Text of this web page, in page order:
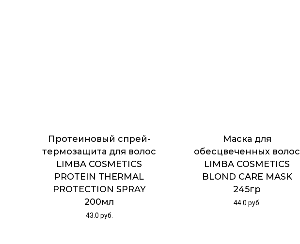
Протеиновый спрей-
термозащита для волос
LIMBA COSMETICS
PROTEIN THERMAL
PROTECTION SPRAY
200мл
43.0 руб.
Маска для
обесцвеченных волос
LIMBA COSMETICS
BLOND CARE MASK
245гр
44.0 руб.